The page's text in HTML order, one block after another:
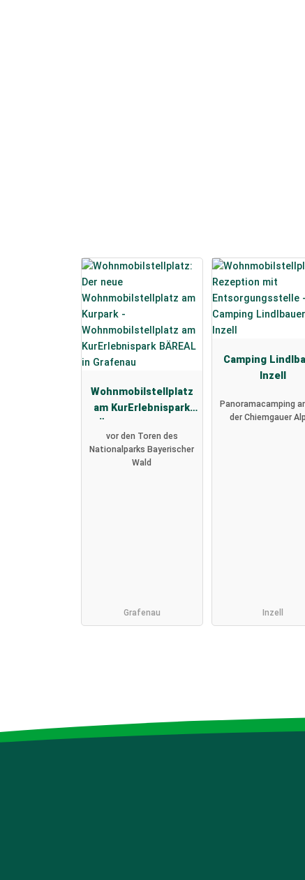
Wohnmobilstellplatz
am KurErlebnispark
vor den Toren des
Nationalparks Bayerischer
Wald
Grafenau
Camping
Inzell
Panoramacamping
der Chiemgauer
Inzell